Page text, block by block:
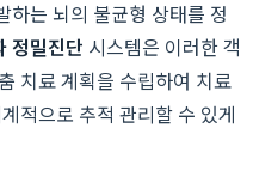
하는 뇌의 불균형 상태를 정
정밀진단 시스템은 이러한 객
치료 계획을 수립하여 치료
적으로 추적 관리할 수 있게